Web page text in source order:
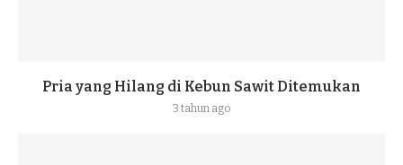
Pria yang Hilang di Kebun Sawit Ditemukan
3 tahun ago